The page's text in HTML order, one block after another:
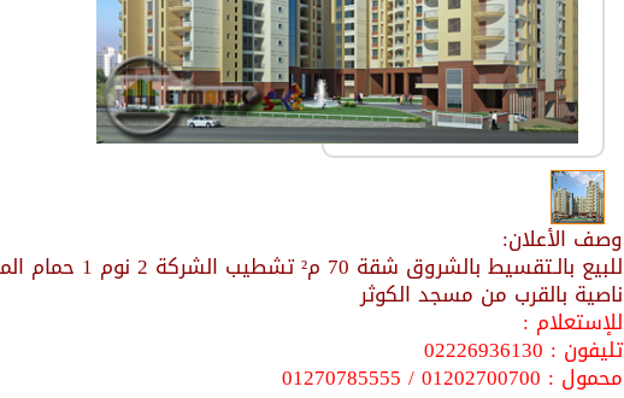
وصف الأعلان:
ناصية بالقرب من مسجد الكوثر
للإستعلام :
تليفون : 02226936130
محمول : 01202700700 / 01270785555